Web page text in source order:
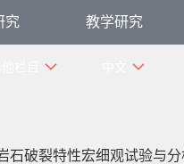
究 教学研究
石破裂特性宏细观试验与